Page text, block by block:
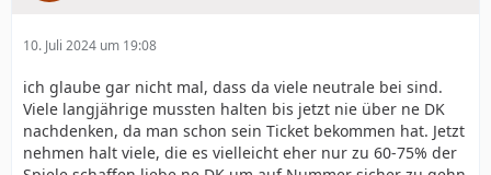
10. Juli 2024 um 19:08
ich glaube gar nicht mal, dass da viele neutrale bei sind.
Viele langjährige mussten halten bis jetzt nie über ne DK
nachdenken, da man schon sein Ticket bekommen hat. Jetzt
nehmen halt viele, die es vielleicht eher nur zu 60-75% der